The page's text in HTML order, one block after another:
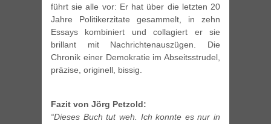
führt sie alle vor: Er hat über die letzten 20
Jahre Politikerzitate gesammelt, in zehn
Essays kombiniert und collagiert er sie
brillant mit Nachrichtenauszügen. Die
Chronik einer Demokratie im Abseitsstrudel,
präzise, originell, bissig.
Fazit von Jörg Petzold:
“Dieses Buch tut weh. Ich konnte es nur in